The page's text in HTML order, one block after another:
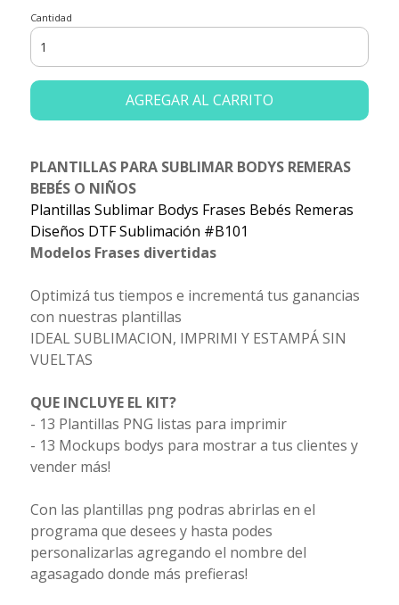
Cantidad
AGREGAR AL CARRITO
PLANTILLAS PARA SUBLIMAR BODYS REMERAS
BEBÉS O NIÑOS
Plantillas Sublimar Bodys Frases Bebés Remeras
Diseños DTF Sublimación #B101
Modelos Frases divertidas
Optimizá tus tiempos e incrementá tus ganancias
con nuestras plantillas
IDEAL SUBLIMACION, IMPRIMI Y ESTAMPÁ SIN
VUELTAS
QUE INCLUYE EL KIT?
- 13 Plantillas PNG listas para imprimir
- 13 Mockups bodys para mostrar a tus clientes y
vender más!
Con las plantillas png podras abrirlas en el
programa que desees y hasta podes
personalizarlas agregando el nombre del
agasagado donde más prefieras!